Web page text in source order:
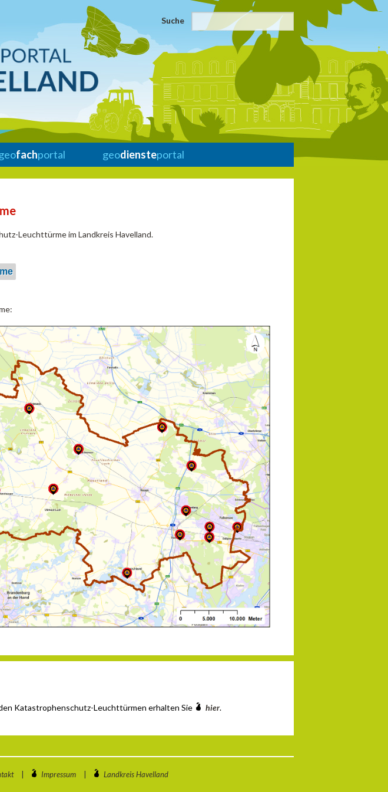
Suche
fachportal geodiensteportal
Leuchttürme im Landkreis Havelland.
Katastrophenschutz-Leuchttürmen erhalten Sie hier.
Impressum Landkreis Havelland